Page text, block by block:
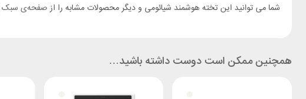
شما می توانید این تخته هوشمند شیائومی و دیگر محصولات مشابه را از صفحه‌ی سبک
همچنین ممکن است دوست داشته باشید…